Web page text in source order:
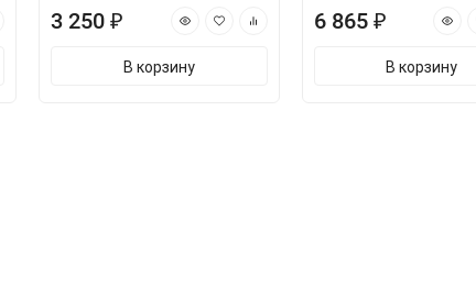
3 250 ₽
В корзину
6 865 ₽
В корзину